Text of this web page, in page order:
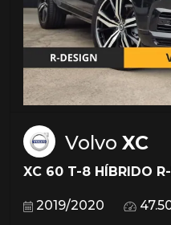
Volvo XC
XC 60 T-8 HÍBRIDO
2019/2020